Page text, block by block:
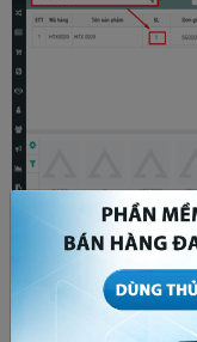
Hướng dẫn cách tạo
Trên đây là hướng